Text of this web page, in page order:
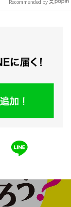
Recommended by